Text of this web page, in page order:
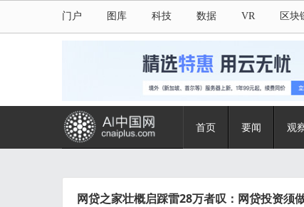
门户 图库 科技 数据 VR 区块
首页 要闻 观
网贷之家壮概启踩雷28万者叹：网贷投资须